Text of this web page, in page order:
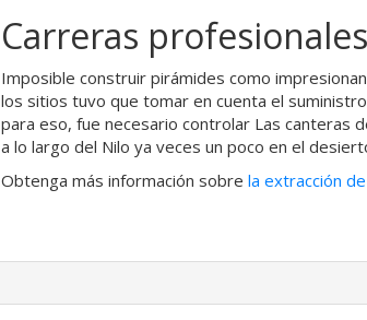
Carreras profesionales
Imposible construir pirámides como
los sitios tuvo que tomar en cuenta el
para eso, fue necesario controlar Las canteras
a lo largo del Nilo ya veces un poco en el
Obtenga más información sobre la extracción